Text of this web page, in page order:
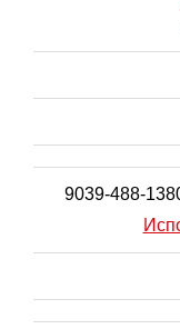
9039-488-